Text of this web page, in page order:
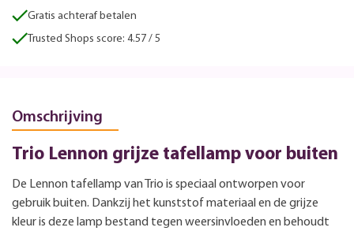
Gratis achteraf betalen
Trusted Shops score: 4.57 / 5
Omschrijving
Trio Lennon grijze tafellamp voor buiten
De Lennon tafellamp van Trio is speciaal ontworpen voor
gebruik buiten. Dankzij het kunststof materiaal en de grijze
kleur is deze lamp bestand tegen weersinvloeden en behoudt